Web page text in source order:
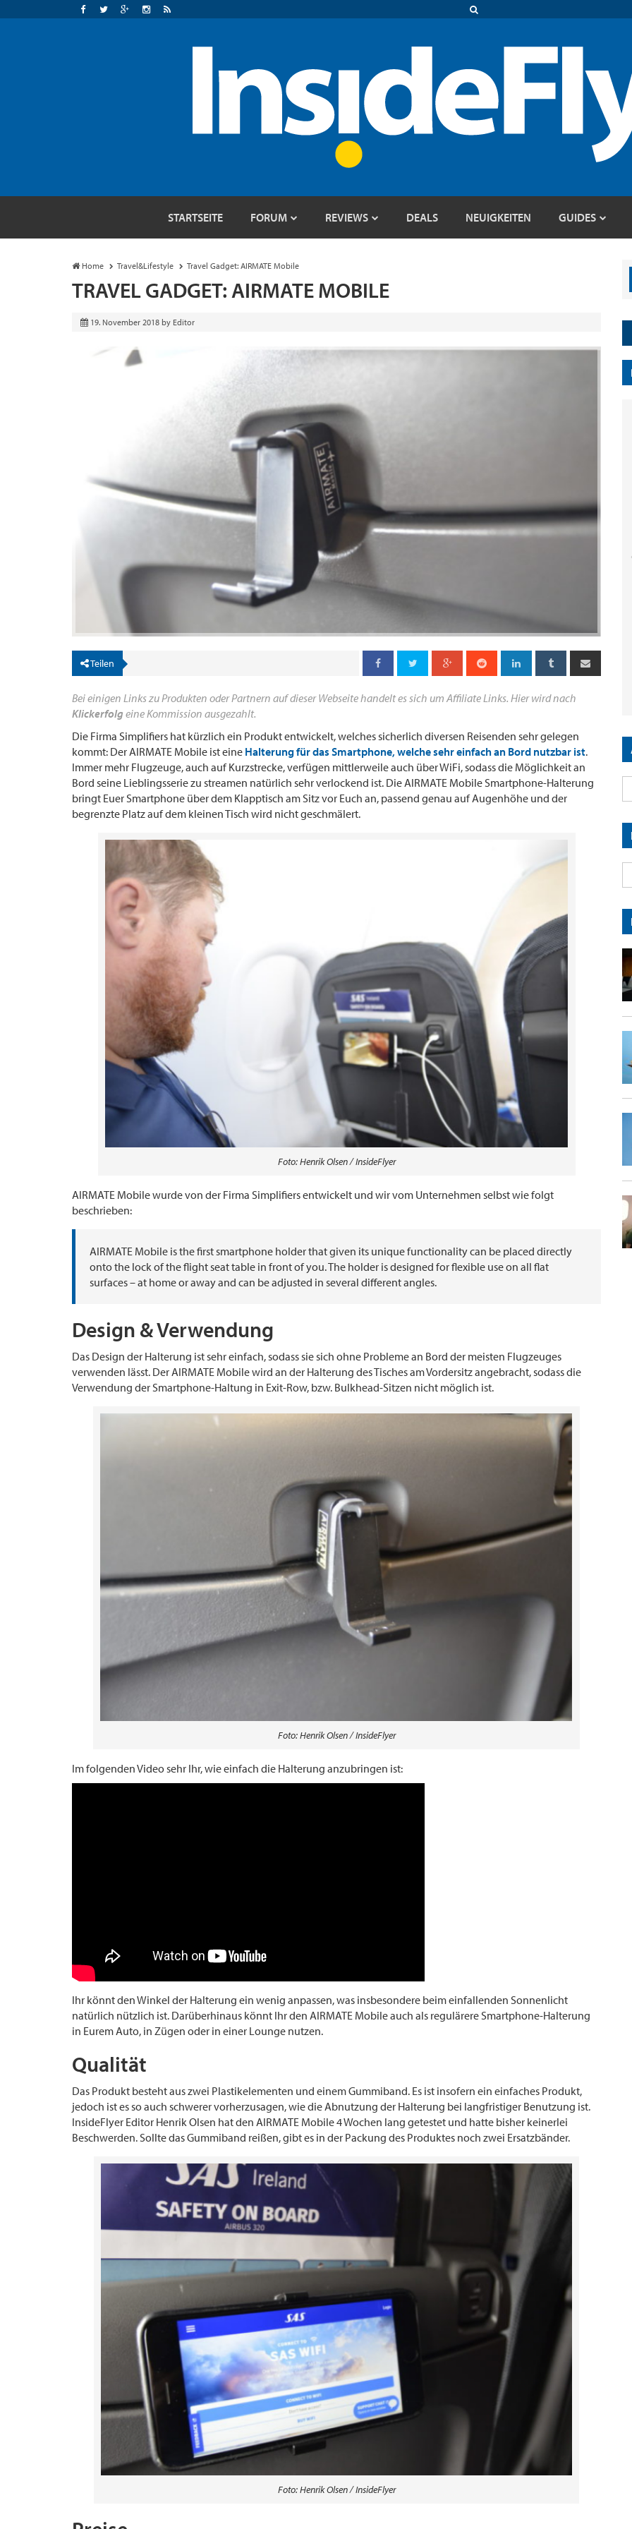
STARTSEITE FORUM REVIEWS DEALS NEUIGKEITEN GUIDES
Home Travel&Lifestyle Travel Gadget: AIRMATE Mobile
TRAVEL GADGET: AIRMATE MOBILE
19. November 2018 by Editor
Teilen
Bei einigen Links zu Produkten oder Partnern auf dieser Webseite handelt es sich um Affiliate Links. Hier wird nach
Klickerfolg eine Kommission ausgezahlt.
Die Firma Simplifiers hat kürzlich ein Produkt entwickelt, welches sicherlich diversen Reisenden sehr gelegen
kommt: Der AIRMATE Mobile ist eine Halterung für das Smartphone, welche sehr einfach an Bord nutzbar ist.
Immer mehr Flugzeuge, auch auf Kurzstrecke, verfügen mittlerweile auch über WiFi, sodass die Möglichkeit an
Bord seine Lieblingsserie zu streamen natürlich sehr verlockend ist. Die AIRMATE Mobile Smartphone-Halterung
bringt Euer Smartphone über dem Klapptisch am Sitz vor Euch an, passend genau auf Augenhöhe und der
begrenzte Platz auf dem kleinen Tisch wird nicht geschmälert.
Foto: Henrik Olsen / InsideFlyer
AIRMATE Mobile wurde von der Firma Simplifiers entwickelt und wir vom Unternehmen selbst wie folgt
beschrieben:
AIRMATE Mobile is the first smartphone holder that given its unique functionality can be placed directly
onto the lock of the flight seat table in front of you. The holder is designed for flexible use on all flat
surfaces – at home or away and can be adjusted in several different angles.
Design & Verwendung
Das Design der Halterung ist sehr einfach, sodass sie sich ohne Probleme an Bord der meisten Flugzeuges
verwenden lässt. Der AIRMATE Mobile wird an der Halterung des Tisches am Vordersitz angebracht, sodass die
Verwendung der Smartphone-Haltung in Exit-Row, bzw. Bulkhead-Sitzen nicht möglich ist.
Foto: Henrik Olsen / InsideFlyer
Im folgenden Video sehr Ihr, wie einfach die Halterung anzubringen ist:
Ihr könnt den Winkel der Halterung ein wenig anpassen, was insbesondere beim einfallenden Sonnenlicht
natürlich nützlich ist. Darüberhinaus könnt Ihr den AIRMATE Mobile auch als regulärere Smartphone-Halterung
in Eurem Auto, in Zügen oder in einer Lounge nutzen.
Qualität
Das Produkt besteht aus zwei Plastikelementen und einem Gummiband. Es ist insofern ein einfaches Produkt,
jedoch ist es so auch schwerer vorherzusagen, wie die Abnutzung der Halterung bei langfristiger Benutzung ist.
InsideFlyer Editor Henrik Olsen hat den AIRMATE Mobile 4 Wochen lang getestet und hatte bisher keinerlei
Beschwerden. Sollte das Gummiband reißen, gibt es in der Packung des Produktes noch zwei Ersatzbänder.
Foto: Henrik Olsen / InsideFlyer